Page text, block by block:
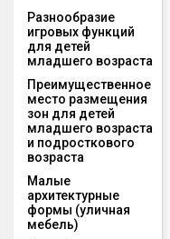
Разнообразие
игровых функций
для детей
младшего возраста
Преимущественное
место размещения
зон для детей
младшего возраста
и подросткового
возраста
Малые
архитектурные
формы (уличная
мебель)